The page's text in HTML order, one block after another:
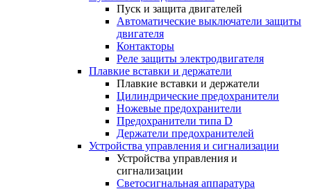
Пуск и защита двигателей
Автоматические выключатели защиты
двигателя
Контакторы
Реле защиты электродвигателя
Плавкие вставки и держатели
Плавкие вставки и держатели
Цилиндрические предохранители
Ножевые предохранители
Предохранители типа D
Держатели предохранителей
Устройства управления и сигнализации
Устройства управления и
сигнализации
Светосигнальная аппаратура